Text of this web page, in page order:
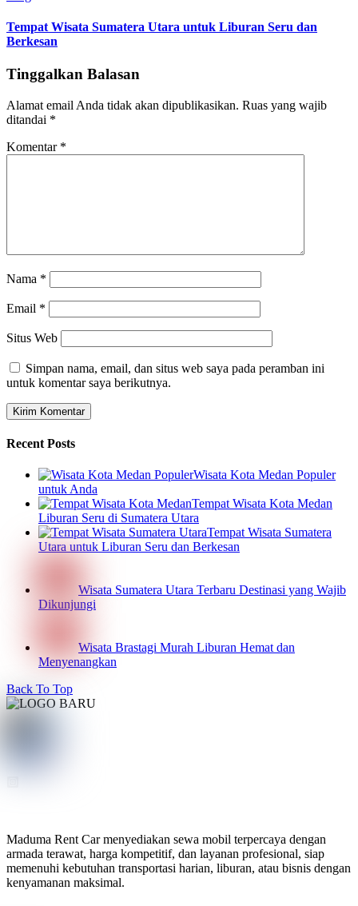
Tempat Wisata Sumatera Utara untuk Liburan Seru dan
Berkesan
Tinggalkan Balasan
Alamat email Anda tidak akan dipublikasikan. Ruas yang wajib
ditandai *
Komentar *
Nama *
Email *
Situs Web
Simpan nama, email, dan situs web saya pada peramban ini
untuk komentar saya berikutnya.
Recent Posts
Wisata Kota Medan Populer
untuk Anda
Tempat Wisata Kota Medan
Liburan Seru di Sumatera Utara
Tempat Wisata Sumatera
Utara untuk Liburan Seru dan Berkesan
Wisata Sumatera Utara Terbaru Destinasi yang Wajib
Dikunjungi
Wisata Brastagi Murah Liburan Hemat dan
Menyenangkan
Back To Top
Maduma Rent Car menyediakan sewa mobil terpercaya dengan
armada terawat, harga kompetitif, dan layanan profesional, siap
memenuhi kebutuhan transportasi harian, liburan, atau bisnis dengan
kenyamanan maksimal.